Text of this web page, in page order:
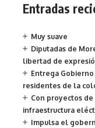
Entradas
Muy suave
Diputadas de
libertad de
Entrega
residentes de la
Con proyectos de
infraestructura
Impulsa el